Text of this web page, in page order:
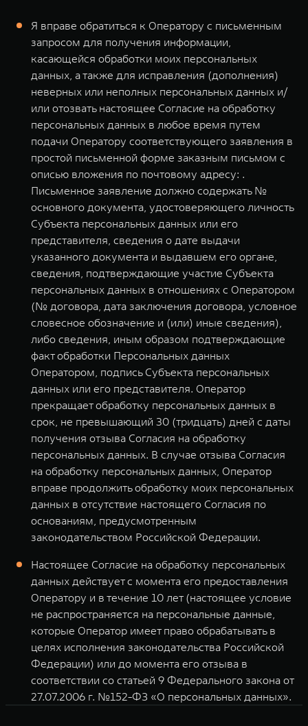
Я вправе обратиться к Оператору с письменным
запросом для получения информации,
касающейся обработки моих персональных
данных, а также для исправления (дополнения)
неверных или неполных персональных данных и/
или отозвать настоящее Согласие на обработку
персональных данных в любое время путем
подачи Оператору соответствующего заявления в
простой письменной форме заказным письмом с
описью вложения по почтовому адресу: .
Письменное заявление должно содержать №
основного документа, удостоверяющего личность
Субъекта персональных данных или его
представителя, сведения о дате выдачи
указанного документа и выдавшем его органе,
сведения, подтверждающие участие Субъекта
персональных данных в отношениях с Оператором
(№ договора, дата заключения договора, условное
словесное обозначение и (или) иные сведения),
либо сведения, иным образом подтверждающие
факт обработки Персональных данных
Оператором, подпись Субъекта персональных
данных или его представителя. Оператор
прекращает обработку персональных данных в
срок, не превышающий 30 (тридцать) дней с даты
получения отзыва Согласия на обработку
персональных данных. В случае отзыва Согласия
на обработку персональных данных, Оператор
вправе продолжить обработку моих персональных
данных в отсутствие настоящего Согласия по
основаниям, предусмотренным
законодательством Российской Федерации.
Настоящее Согласие на обработку персональных
данных действует с момента его предоставления
Оператору и в течение 10 лет (настоящее условие
не распространяется на персональные данные,
которые Оператор имеет право обрабатывать в
целях исполнения законодательства Российской
Федерации) или до момента его отзыва в
соответствии со статьей 9 Федерального закона от
27.07.2006 г. №152-ФЗ «О персональных данных».